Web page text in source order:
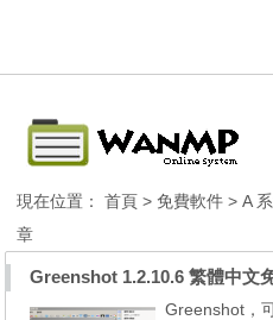
現在位置：首頁 >免費軟件 >A
章
Greenshot，